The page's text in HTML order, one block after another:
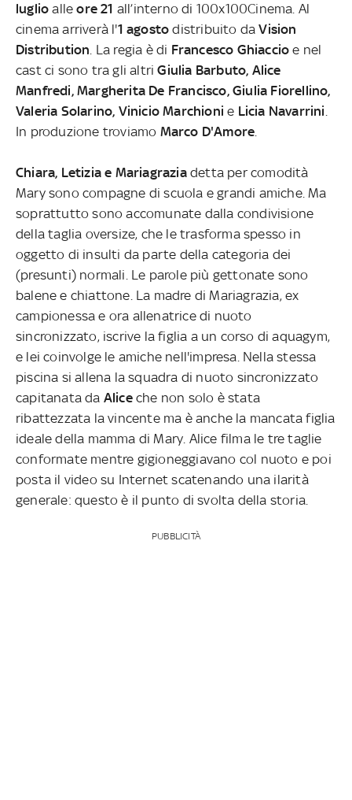
luglio alleore 21 all’interno di 100x100Cinema. Al
cinema arriverà l'1 agosto distribuito daVision
Distribution. La regia è di Francesco Ghiaccio e nel
cast ci sono tra gli altri Giulia Barbuto, Alice
Manfredi, Margherita De Francisco, Giulia Fiorellino,
Valeria Solarino, Vinicio Marchionie Licia Navarrini.
In produzione troviamo Marco D'Amore.
Chiara, Letizia e Mariagraziadetta per comodità
Mary sono compagne di scuola e grandi amiche. Ma
soprattutto sono accomunate dalla condivisione
della taglia oversize, che le trasforma spesso in
oggetto di insulti da parte della categoria dei
(presunti) normali. Le parole più gettonate sono
balene e chiattone. La madre di Mariagrazia, ex
campionessa e ora allenatrice di nuoto
sincronizzato, iscrive la figlia a un corso di aquagym,
e lei coinvolge le amiche nell'impresa. Nella stessa
piscina si allena la squadra di nuoto sincronizzato
capitanata da Aliceche non solo è stata
ribattezzata la vincente ma è anche la mancata figlia
ideale della mamma di Mary. Alice filma le tre taglie
conformate mentre gigioneggiavano col nuoto e poi
posta il video su Internet scatenando una ilarità
generale: questo è il punto di svolta della storia.
PUBBLICITÀ